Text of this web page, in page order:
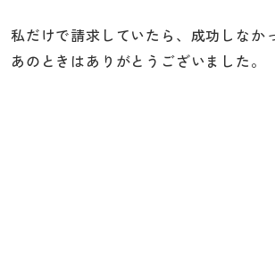
私だけで請求していたら、成功しなか
あのときはありがとうございました。